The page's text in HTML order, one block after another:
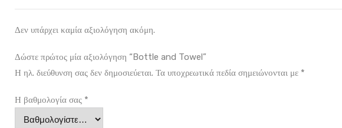
Δεν υπάρχει καμία αξιολόγηση ακόμη.
Δώστε πρώτος μία αξιολόγηση “Bottle and Towel”
Η ηλ. διεύθυνση σας δεν δημοσιεύεται. Τα υποχρεωτικά πεδία σημειώνονται με *
Η βαθμολογία σας *